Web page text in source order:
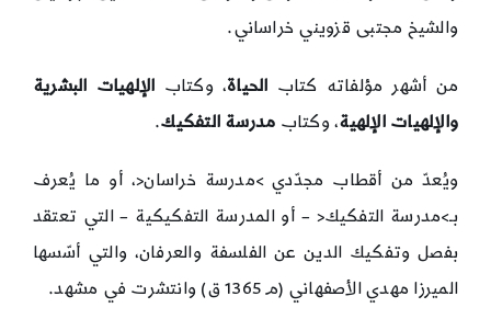
والشيخ مجتبی قزويني خراساني.
من أشهر مؤلفاته كتاب الحياة، وكتاب الإلهيات البشرية
والإلهيات الإلهية، وكتاب مدرسة التفكيك.
ويُعدّ من أقطاب مجدّدي >مدرسة خراسان<، أو ما يُعرف
بـ>مدرسة التفكيك< – أو المدرسة التفكيكية – التي تعتقد
بفصل وتفكيك الدين عن الفلسفة والعرفان، والتي أسّسها
الميرزا مهدي الأصفهاني (م 1365 ق) وانتشرت في مشهد.